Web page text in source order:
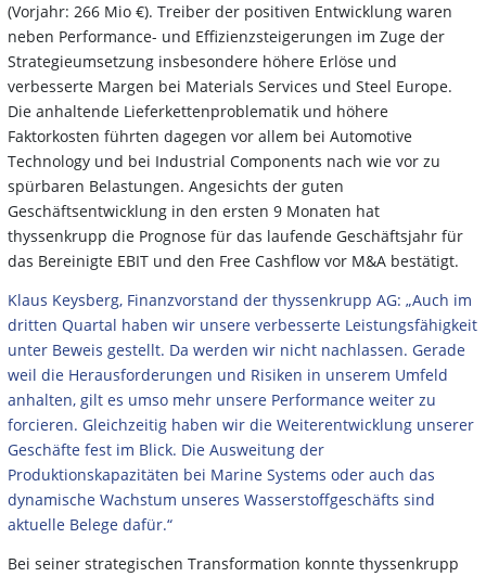
(Vorjahr: 266 Mio €). Treiber der positiven Entwicklung waren
neben Performance- und Effizienzsteigerungen im Zuge der
Strategieumsetzung insbesondere höhere Erlöse und
verbesserte Margen bei Materials Services und Steel Europe.
Die anhaltende Lieferkettenproblematik und höhere
Faktorkosten führten dagegen vor allem bei Automotive
Technology und bei Industrial Components nach wie vor zu
spürbaren Belastungen. Angesichts der guten
Geschäftsentwicklung in den ersten 9 Monaten hat
thyssenkrupp die Prognose für das laufende Geschäftsjahr für
das Bereinigte EBIT und den Free Cashflow vor M&A bestätigt.
Klaus Keysberg, Finanzvorstand der thyssenkrupp AG: „Auch im
dritten Quartal haben wir unsere verbesserte Leistungsfähigkeit
unter Beweis gestellt. Da werden wir nicht nachlassen. Gerade
weil die Herausforderungen und Risiken in unserem Umfeld
anhalten, gilt es umso mehr unsere Performance weiter zu
forcieren. Gleichzeitig haben wir die Weiterentwicklung unserer
Geschäfte fest im Blick. Die Ausweitung der
Produktionskapazitäten bei Marine Systems oder auch das
dynamische Wachstum unseres Wasserstoffgeschäfts sind
aktuelle Belege dafür.“
Bei seiner strategischen Transformation konnte thyssenkrupp